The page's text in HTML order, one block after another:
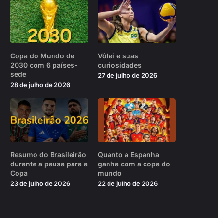
Copa do Mundo de
2030 com 6 países-
sede
28 de julho de 2026
Vôlei e suas
curiosidades
27 de julho de 2026
Resumo do Brasileirão
durante a pausa para a
Copa
23 de julho de 2026
Quanto a Espanha
ganha com a copa do
mundo
22 de julho de 2026